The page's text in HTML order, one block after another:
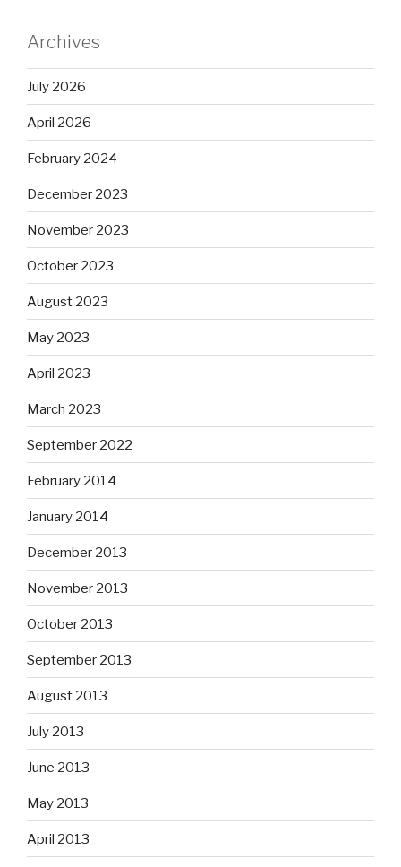
Archives
July 2026
April 2026
February 2024
December 2023
November 2023
October 2023
August 2023
May 2023
April 2023
March 2023
September 2022
February 2014
January 2014
December 2013
November 2013
October 2013
September 2013
August 2013
July 2013
June 2013
May 2013
April 2013